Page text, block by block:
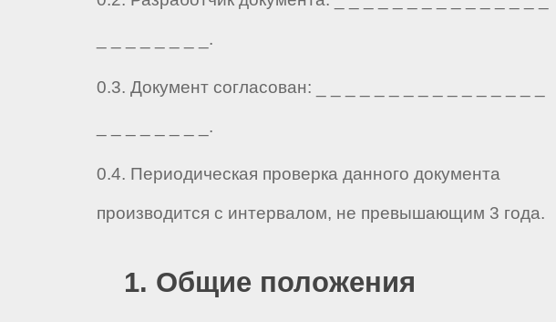
_ _ _ _ _ _ _ _.
0.3. Документ согласован: _ _ _ _ _ _ _ _ _ _ _ _ _ _ _ _
_ _ _ _ _ _ _ _.
0.4. Периодическая проверка данного документа
производится с интервалом, не превышающим 3 года.
1. Общие положения